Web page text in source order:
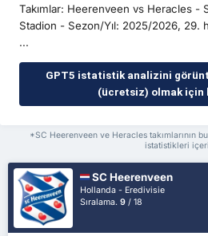
Takımlar: Heerenveen vs Heracles -
Stadion - Sezon/Yıl: 2025/2026, 29.
...
GPT5 istatistik analizini
(ücretsiz) olmak için
*SC Heerenveen ve Heracles takımlarının
istatistikleri
SC Heerenveen
Hollanda - Eredivisie
Sıralama.9 / 18